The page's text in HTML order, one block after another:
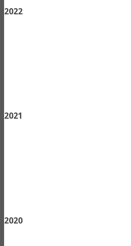
2022
2021
2020